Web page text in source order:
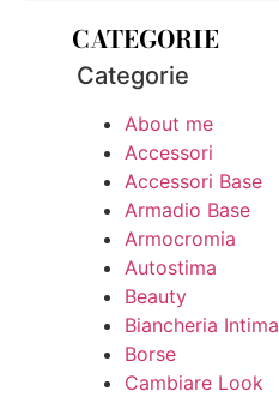
CATEGORIE
Categorie
About me
Accessori
Accessori Base
Armadio Base
Armocromia
Autostima
Beauty
Biancheria Intima
Borse
Cambiare Look